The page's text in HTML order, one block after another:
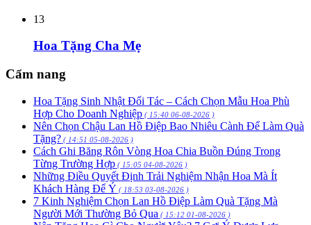
13
Hoa Tặng Cha Mẹ
Cẩm nang
Hoa Tặng Sinh Nhật Đối Tác – Cách Chọn Mẫu Hoa Phù
Hợp Cho Doanh Nghiệp ( 15:40 06-08-2026 )
Nên Chọn Chậu Lan Hồ Điệp Bao Nhiêu Cành Để Làm Quà
Tặng? ( 14:51 05-08-2026 )
Cách Ghi Băng Rôn Vòng Hoa Chia Buồn Đúng Trong
Từng Trường Hợp ( 15:05 04-08-2026 )
Những Điều Quyết Định Trải Nghiệm Nhận Hoa Mà Ít
Khách Hàng Để Ý ( 18:53 03-08-2026 )
7 Kinh Nghiệm Chọn Lan Hồ Điệp Làm Quà Tặng Mà
Người Mới Thường Bỏ Qua ( 15:12 01-08-2026 )